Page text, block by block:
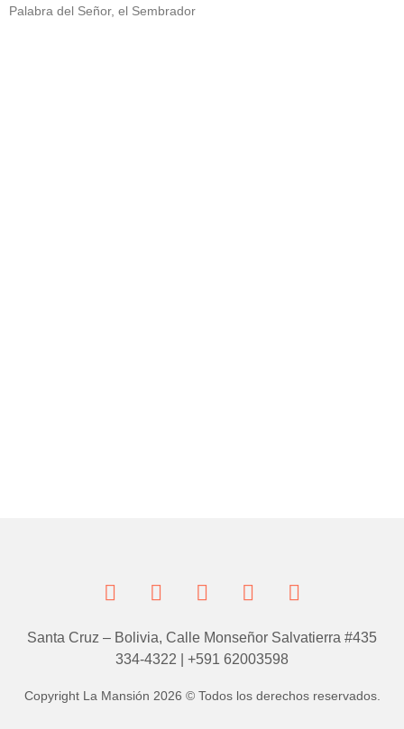
Palabra del Señor, el Sembrador
Santa Cruz – Bolivia, Calle Monseñor Salvatierra #435
334-4322 | +591 62003598
Copyright La Mansión 2026 © Todos los derechos reservados.